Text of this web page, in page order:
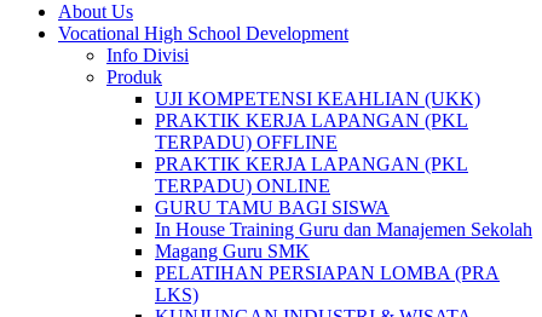
About Us
Vocational High School Development
Info Divisi
Produk
UJI KOMPETENSI KEAHLIAN (UKK)
PRAKTIK KERJA LAPANGAN (PKL
TERPADU) OFFLINE
PRAKTIK KERJA LAPANGAN (PKL
TERPADU) ONLINE
GURU TAMU BAGI SISWA
In House Training Guru dan Manajemen Sekolah
Magang Guru SMK
PELATIHAN PERSIAPAN LOMBA (PRA
LKS)